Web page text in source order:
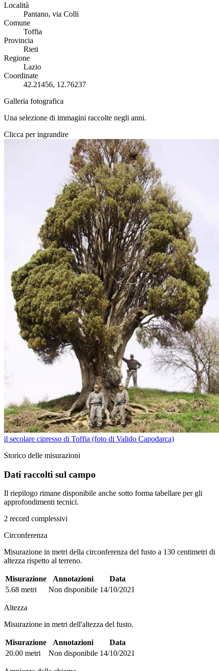
Località
Pantano, via Colli
Comune
Toffia
Provincia
Rieti
Regione
Lazio
Coordinate
42.21456, 12.76237
Galleria fotografica
Una selezione di immagini raccolte negli anni.
Clicca per ingrandire
il secolare cipresso di Toffia (foto di Valido Capodarca)
Storico delle misurazioni
Dati raccolti sul campo
Il riepilogo rimane disponibile anche sotto forma tabellare per gli
approfondimenti tecnici.
2 record complessivi
Circonferenza
Misurazione in metri della circonferenza del fusto a 130 centimetri di
altezza rispetto al terreno.
Misurazione Annotazioni
Data
5.68 metri
Non disponibile 14/10/2021
Altezza
Misurazione in metri dell'altezza del fusto.
Misurazione Annotazioni
Data
20.00 metri
Non disponibile 14/10/2021